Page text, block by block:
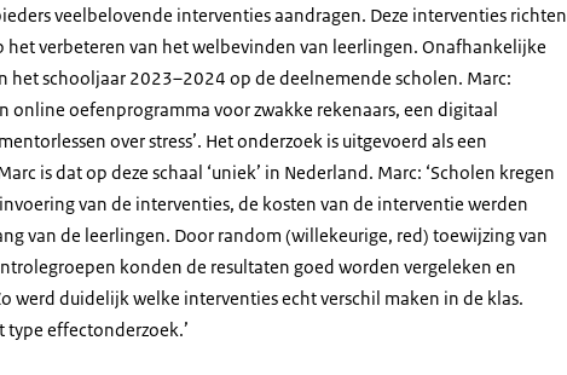
veelbelovende interventies aandragen. Deze interventies richten
verbeteren van het welbevinden van leerlingen. Onafhankelijke
het schooljaar 2023–2024 op de deelnemende scholen. Marc:
online oefenprogramma voor zwakke rekenaars, een digitaal
over stress’. Het onderzoek is uitgevoerd als een
is dat op deze schaal ‘uniek’ in Nederland. Marc: ‘Scholen kregen
van de interventies, de kosten van de interventie werden
van de leerlingen. Door random (willekeurige, red) toewijzing van
konden de resultaten goed worden vergeleken en
werd duidelijk welke interventies echt verschil maken in de klas.
type effectonderzoek.’